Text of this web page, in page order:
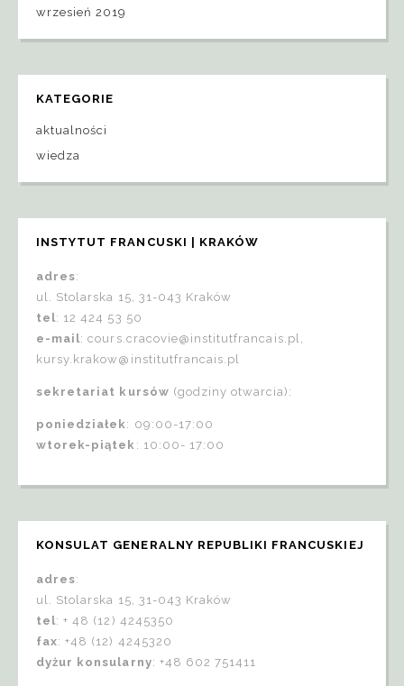
wrzesień 2019
KATEGORIE
aktualności
wiedza
INSTYTUT FRANCUSKI | KRAKÓW
adres:
ul. Stolarska 15, 31-043 Kraków
tel: 12 424 53 50
e-mail:cours.cracovie@institutfrancais.pl
kursy.krakow@institutfrancais.pl
sekretariat kursów (godziny otwarcia):
poniedziałek : 09:00-17:00
wtorek-piątek : 10:00- 17:00
KONSULAT GENERALNY REPUBLIKI FRANCUSKIEJ
adres:
ul. Stolarska 15, 31-043 Kraków
tel: + 48 (12) 4245350
fax: +48 (12) 4245320
dyżur konsularny: +48 602 751411